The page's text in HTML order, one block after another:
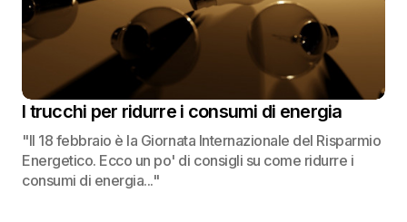
I trucchi per ridurre i consumi di energia
"Il 18 febbraio è la Giornata Internazionale del Risparmio
Energetico. Ecco un po' di consigli su come ridurre i
consumi di energia..."